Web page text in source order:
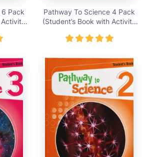
6 Pack
Activity
Pathway To Science 4 Pack
(Student’s Book with Activity
vnđ